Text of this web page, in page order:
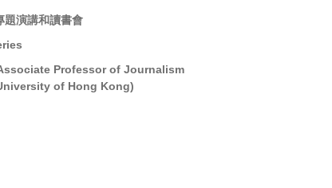
題演講和讀書會
Professor of Journalism
of Hong Kong)